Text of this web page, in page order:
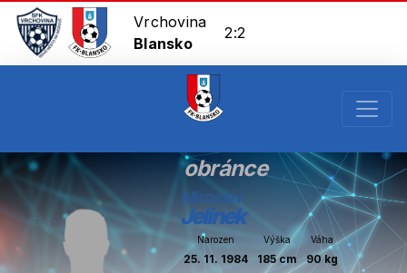
Vrchovina
Blansko
2:2
obránce
Miroslav
Jelínek
Narozen
25. 11. 1984
Výška
185 cm
Váha
90 kg